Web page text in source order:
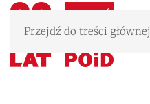
Przejdź do treści głównej